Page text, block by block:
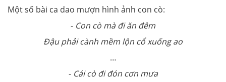
Một số bài ca dao mượn hình ảnh con cò:
- Con cò mà đi ăn đêm
Đậu phải cành mềm lộn cổ xuống ao
…
- Cái cò đi đón cơn mưa